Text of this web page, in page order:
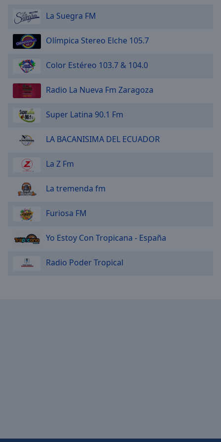
La Suegra FM
Olímpica Stereo Elche 105.7
Color Estéreo 103.7 & 104.0
Radio La Nueva Fm Zaragoza
Super Latina 90.1 Fm
LA BACANISIMA DEL ECUADOR
La Z Fm
La tremenda fm
Furiosa FM
Yo Estoy Con Tropicana - España
Radio Poder Tropical